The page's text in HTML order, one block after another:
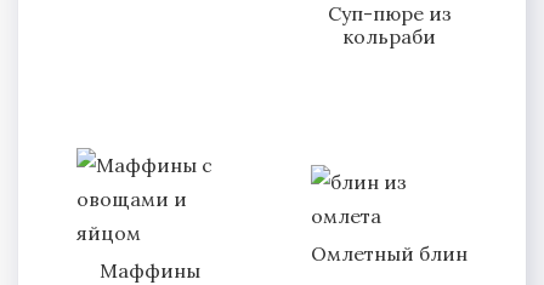
Суп-пюре из
кольраби
Маффины
Омлетный блин